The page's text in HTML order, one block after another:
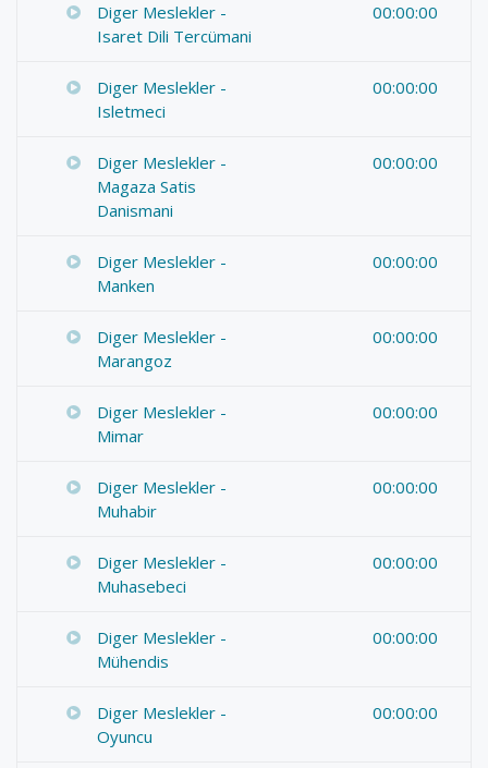
Diger Meslekler -
Isaret Dili Tercümani
00:00:00
Diger Meslekler -
Isletmeci
00:00:00
Diger Meslekler -
Magaza Satis
Danismani
00:00:00
Diger Meslekler -
Manken
00:00:00
Diger Meslekler -
Marangoz
00:00:00
Diger Meslekler -
Mimar
00:00:00
Diger Meslekler -
Muhabir
00:00:00
Diger Meslekler -
Muhasebeci
00:00:00
Diger Meslekler -
Mühendis
00:00:00
Diger Meslekler -
Oyuncu
00:00:00